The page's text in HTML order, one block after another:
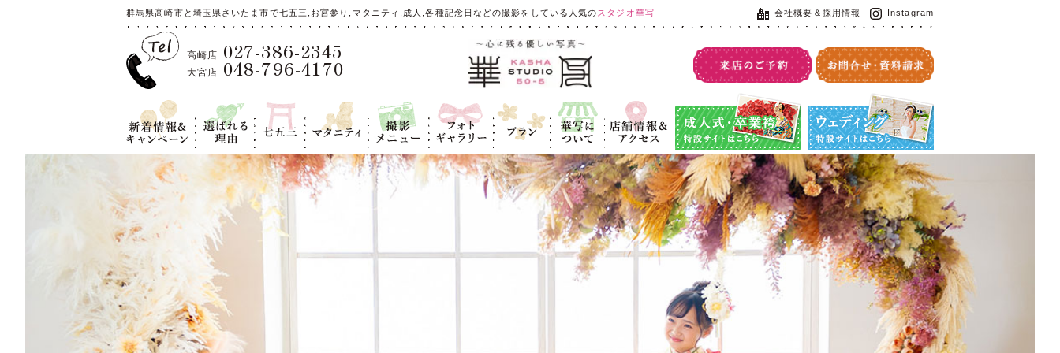
群馬県高崎市と埼玉県さいたま市で七五三,お宮参り,マタニティ,成人,各種記念日などの撮影をしている人気のスタジオ華写
高崎店 027-386-2345
大宮店 048-796-4170
会社概要＆採用情報 Instagram
新着情報＆キ
ャンペーン
選ばれる理
由
七五三 マタニティ
撮影メニュ
ー
フォトギャラ
リー
プラン
華写につい
て
店舗情報＆ア
クセス
成人式・卒業袴特設サイト ウエディング特設サイト